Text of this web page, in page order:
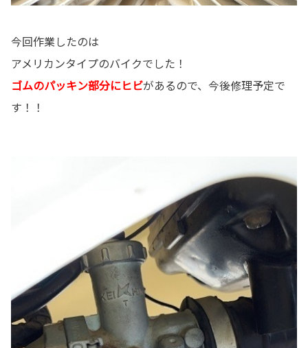
今回作業したのは
アメリカンタイプのバイクでした！
ゴムのパッキン部分にヒビがあるので、今後修理予定で
す！！